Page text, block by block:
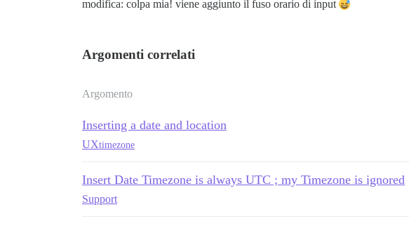
modifica: colpa mia! viene aggiunto il fuso orario di input
Argomenti correlati
Argomento
Inserting a date and location
UXtimezone
Insert Date Timezone is always UTC ; my Timezone is ignored
Support